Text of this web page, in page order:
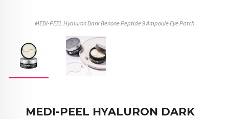
MEDI-PEEL Hyaluron Dark Benone Peptide 9 Ampoule Eye Patch
MEDI-PEEL HYALURON DARK